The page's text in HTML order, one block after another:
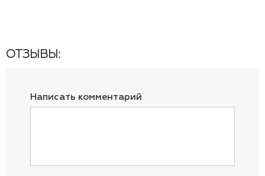
ОТЗЫВЫ:
Написать комментарий